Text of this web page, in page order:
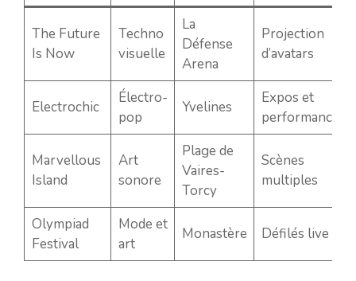
The Future
Is Now
Techno
visuelle
La
Défense
Arena
Projection
d’avatars
Electrochic
Électro-
pop
Yvelines
Expos et
performances
Marvellous
Island
Art
sonore
Plage de
Vaires-
Torcy
Scènes
multiples
Olympiad
Festival
Mode et
art
Monastère Défilés live